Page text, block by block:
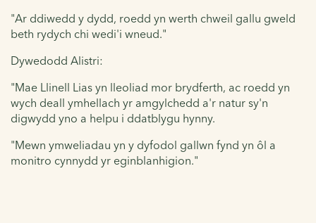
"Ar ddiwedd y dydd, roedd yn werth chweil gallu gweld
beth rydych chi wedi'i wneud."
Dywedodd Alistri:
"Mae Llinell Lias yn lleoliad mor brydferth, ac roedd yn
wych deall ymhellach yr amgylchedd a'r natur sy'n
digwydd yno a helpu i ddatblygu hynny.
"Mewn ymweliadau yn y dyfodol gallwn fynd yn ôl a
monitro cynnydd yr eginblanhigion."